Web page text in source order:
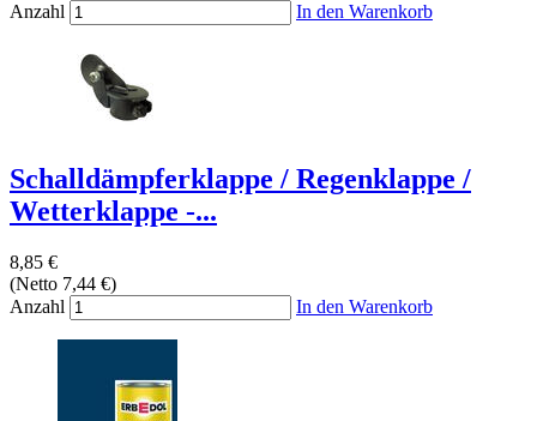
Anzahl
In den Warenkorb
Schalldämpferklappe / Regenklappe /
Wetterklappe -...
8,85 €
(Netto 7,44 €)
Anzahl
In den Warenkorb